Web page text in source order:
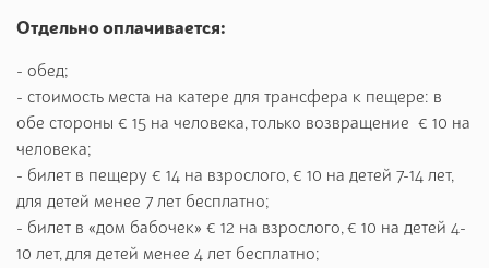
вашему желанию, на катере или на автомобиле. Катер нас
пещеры. В случае если мы поедем на автомобиле, нам
необходимо будет спуститься к пещере по живописной
лестнице, имеющей 654 ступенек, а уже вернуться в
Альгеро вы сможете на катере, где гид встретит вас на
автомобиле. Затем нас ждёт пешая прогулка по
историческому центру Альгеро.
Пообедать вы сможете в одном из ресторанов Альгеро,
Отдельно оплачивается:
- обед;
- стоимость места на катере для трансфера к пещере: в
обе стороны € 15 на человека, только возвращение € 10 на
человека;
- билет в пещеру € 14 на взрослого, € 10 на детей 7-14 лет,
для детей менее 7 лет бесплатно;
- билет в «дом бабочек» € 12 на взрослого, € 10 на детей 4-
10 лет, для детей менее 4 лет бесплатно;